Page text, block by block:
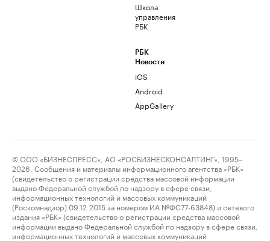
Школа
управления
РБК
РБК
Новости
iOS
Android
AppGallery
© ООО «БИЗНЕСПРЕСС», АО «РОСБИЗНЕСКОНСАЛТИНГ», 1995–
2026. Сообщения и материалы информационного агентства «РБК»
(свидетельство о регистрации средства массовой информации
выдано Федеральной службой по надзору в сфере связи,
информационных технологий и массовых коммуникаций
(Роскомнадзор) 09.12.2015 за номером ИА №ФС77-63848) и сетевого
издания «РБК» (свидетельство о регистрации средства массовой
информации выдано Федеральной службой по надзору в сфере связи,
информационных технологий и массовых коммуникаций